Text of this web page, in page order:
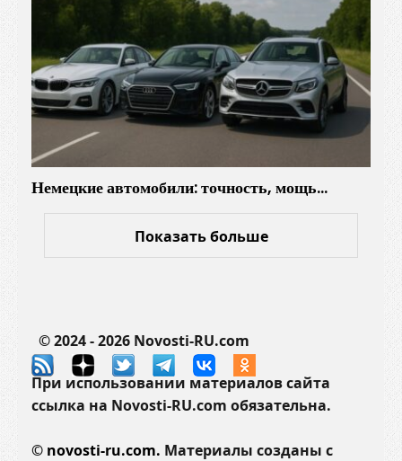
Немецкие автомобили: точность, мощь…
Показать больше
© 2024 - 2026 Novosti-RU.com
При использовании материалов сайта
ссылка на Novosti-RU.com обязательна.
© novosti-ru.com. Материалы созданы с